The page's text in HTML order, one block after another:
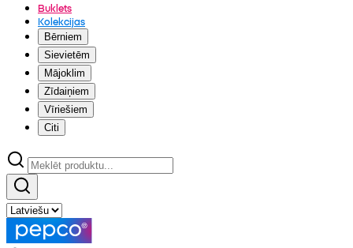
Buklets
Kolekcijas
Bērniem
Sievietēm
Mājoklim
Zīdaiņiem
Vīriešiem
Citi